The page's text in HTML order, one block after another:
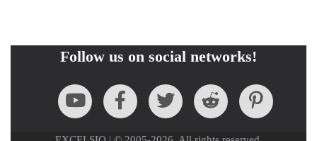
Follow us on social networks!